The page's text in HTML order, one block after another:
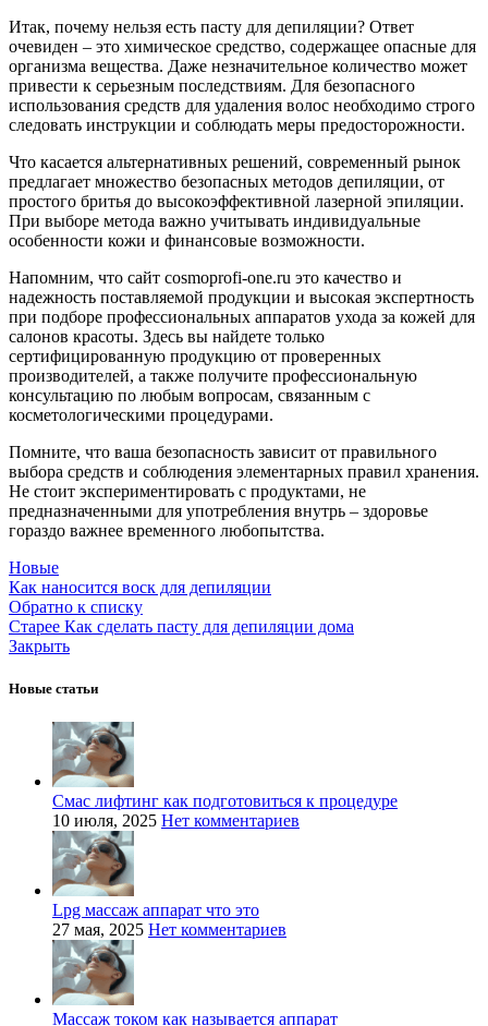
Итак, почему нельзя есть пасту для депиляции? Ответ
очевиден – это химическое средство, содержащее опасные для
организма вещества. Даже незначительное количество может
привести к серьезным последствиям. Для безопасного
использования средств для удаления волос необходимо строго
следовать инструкции и соблюдать меры предосторожности.
Что касается альтернативных решений, современный рынок
предлагает множество безопасных методов депиляции, от
простого бритья до высокоэффективной лазерной эпиляции.
При выборе метода важно учитывать индивидуальные
особенности кожи и финансовые возможности.
Напомним, что сайт cosmoprofi-one.ru это качество и
надежность поставляемой продукции и высокая экспертность
при подборе профессиональных аппаратов ухода за кожей для
салонов красоты. Здесь вы найдете только
сертифицированную продукцию от проверенных
производителей, а также получите профессиональную
консультацию по любым вопросам, связанным с
косметологическими процедурами.
Помните, что ваша безопасность зависит от правильного
выбора средств и соблюдения элементарных правил хранения.
Не стоит экспериментировать с продуктами, не
предназначенными для употребления внутрь – здоровье
гораздо важнее временного любопытства.
Новые
Как наносится воск для депиляции
Обратно к списку
Старее Как сделать пасту для депиляции дома
Закрыть
Новые статьи
Смас лифтинг как подготовиться к процедуре
10 июля, 2025 Нет комментариев
Lpg массаж аппарат что это
27 мая, 2025 Нет комментариев
Массаж током как называется аппарат